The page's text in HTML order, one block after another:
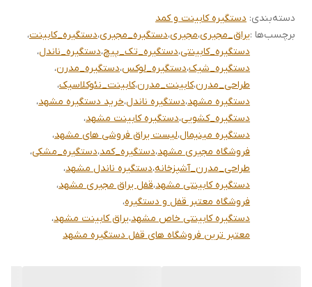
دسته‌بندی: دستگیره کابینت و کمد
برچسب‌ها :یراق_مجیری،مجیری،دستگیره_مجیری،دستگیره_کابینت،
دستگیره_کابینتی،دستگیره_تک_پیچ،دستگیره_ناندل،
دستگیره_شیک،دستگیره_لوکس،دستگیره_مدرن،
طراحی_مدرن،کابینت_مدرن،کابینت_نئوکلاسیک،
دستگیره مشهد،دستگیره ناندل،خرید دستگیره مشهد،
دستگیره_کشویی،دستگیره کابینت مشهد،
دستگیره مینیمال،لیست یراق فروشی های مشهد،
فروشگاه مجیری مشهد،دستگیره_کمد،دستگیره_مشکی،
طراحی_مدرن_آشپزخانه،دستگیره ناندل مشهد،
دستگیره کابینتی مشهد،قفل یراق مجیری مشهد،
فروشگاه معتبر قفل و دستگیره،
دستگیره کابینتی خاص مشهد،یراق کابینت مشهد،
معتبر ترین فروشگاه های قفل دستگیره مشهد